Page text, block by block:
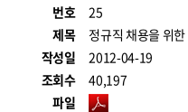
번호
25
제목
정규직 채용을 위
작성일
2012-04-19
조회수
40,197
파일